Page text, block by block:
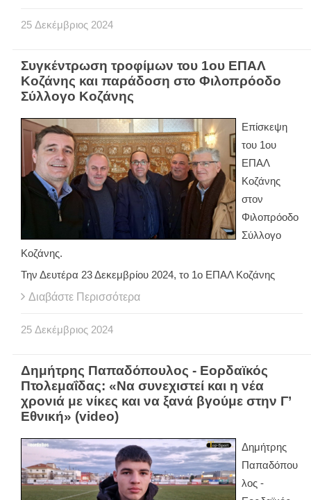
25 Δεκέμβριος 2024
Συγκέντρωση τροφίμων του 1ου ΕΠΑΛ
Κοζάνης και παράδοση στο Φιλοπρόοδο
Σύλλογο Κοζάνης
Επίσκεψη
του 1ου
ΕΠΑΛ
Κοζάνης
στον
Φιλοπρόοδο
Σύλλογο
Κοζάνης.
Την Δευτέρα 23 Δεκεμβρίου 2024, το 1ο ΕΠΑΛ Κοζάνης
Διαβάστε Περισσότερα
25 Δεκέμβριος 2024
Δημήτρης Παπαδόπουλος - Εορδαϊκός
Πτολεμαΐδας: «Να συνεχιστεί και η νέα
χρονιά με νίκες και να ξανά βγούμε στην Γ’
Εθνική» (video)
Δημήτρης
Παπαδόπου
λος -